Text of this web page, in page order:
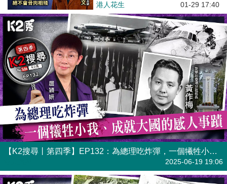
港人花生 01-29 17:40
【K2搜尋丨第四季】EP132：為總理吃炸彈，一個犧牲小我、成就大國的感人事蹟
2025-06-19 19:06